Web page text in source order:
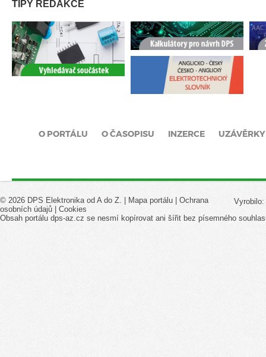
TIPY REDAKCE
O PORTÁLU O ČASOPISU INZERCE UZÁVĚRKY
Vyrobilo:
© 2026 DPS Elektronika od A do Z. | Mapa portálu
Ochrana
osobních údajů
Cookies
Obsah portálu dps-az.cz se nesmí kopírovat ani šířit bez písemného